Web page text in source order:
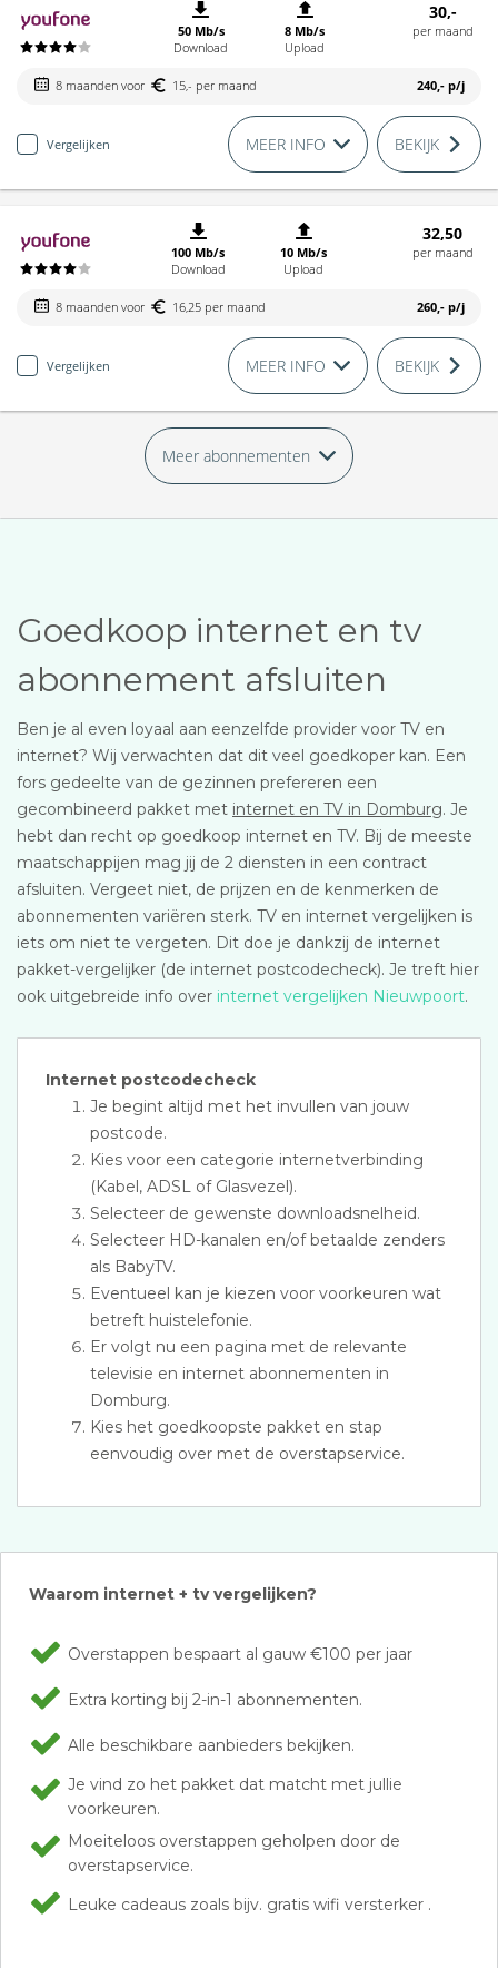
50 Mb/s
Download
8 Mb/s
Upload
30,-
per maand
8 maanden voor 15,- per maand 240,- p/j
Vergelijken MEER INFO BEKIJK
100 Mb/s
Download
10 Mb/s
Upload
32,50
per maand
8 maanden voor 16,25 per maand 260,- p/j
Vergelijken MEER INFO BEKIJK
Meer abonnementen
Goedkoop internet en tv
abonnement afsluiten
Ben je al even loyaal aan eenzelfde provider voor TV en
internet? Wij verwachten dat dit veel goedkoper kan. Een
fors gedeelte van de gezinnen prefereren een
gecombineerd pakket met internet en TV in Domburg. Je
hebt dan recht op goedkoop internet en TV. Bij de meeste
maatschappijen mag jij de 2 diensten in een contract
afsluiten. Vergeet niet, de prijzen en de kenmerken de
abonnementen variëren sterk. TV en internet vergelijken is
iets om niet te vergeten. Dit doe je dankzij de internet
pakket-vergelijker (de internet postcodecheck). Je treft hier
ook uitgebreide info over internet vergelijken Nieuwpoort.
Internet postcodecheck
Je begint altijd met het invullen van jouw
postcode.
Kies voor een categorie internetverbinding
(Kabel, ADSL of Glasvezel).
Selecteer de gewenste downloadsnelheid.
Selecteer HD-kanalen en/of betaalde zenders
als BabyTV.
Eventueel kan je kiezen voor voorkeuren wat
betreft huistelefonie.
Er volgt nu een pagina met de relevante
televisie en internet abonnementen in
Domburg.
Kies het goedkoopste pakket en stap
eenvoudig over met de overstapservice.
Waarom internet + tv vergelijken?
Overstappen bespaart al gauw €100 per jaar
Extra korting bij 2-in-1 abonnementen.
Alle beschikbare aanbieders bekijken.
Je vind zo het pakket dat matcht met jullie
voorkeuren.
Moeiteloos overstappen geholpen door de
overstapservice.
Leuke cadeaus zoals bijv. gratis wifi versterker .